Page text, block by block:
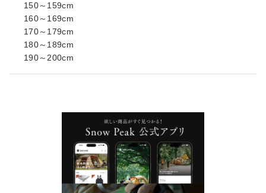
150～159cm
160～169cm
170～179cm
180～189cm
190～200cm